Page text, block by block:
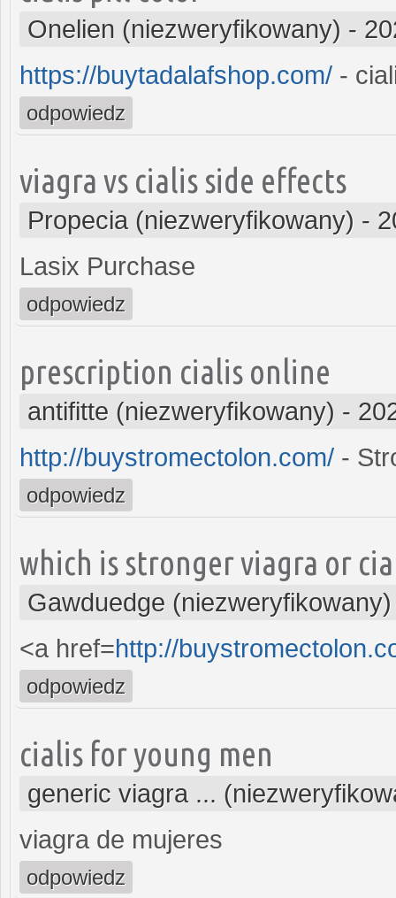
Onelien (niezweryfikowany) -
https://buytadalafshop.com/ -
odpowiedz
viagra vs cialis side effects
Propecia (niezweryfikowany) -
Lasix Purchase
odpowiedz
prescription cialis online
antifitte (niezweryfikowany) -
http://buystromectolon.com/ -
odpowiedz
which is stronger viagra or
Gawduedge (niezweryfikowany)
<a href=http://
odpowiedz
cialis for young men
generic viagra ...
viagra de mujeres
odpowiedz